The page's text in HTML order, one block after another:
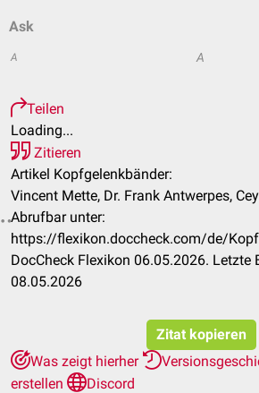
Ask
A A
Teilen
Loading...
Zitieren
Artikel Kopfgelenkbänder:
Vincent Mette, Dr. Frank Antwerpes,
Abrufbar unter:
https://flexikon.doccheck.com/de/
DocCheck Flexikon 06.05.2026. Letzte
08.05.2026
Zitat kopieren
Was zeigt hierher
erstellen
Discord